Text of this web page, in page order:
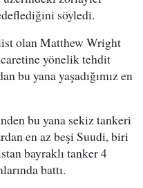
söyledi.
olan Matthew Wright
yönelik tehdit
bu yana yaşadığımız en
bu yana sekiz tankeri
en az beşi Suudi, biri
bayraklı tanker 4
battı.